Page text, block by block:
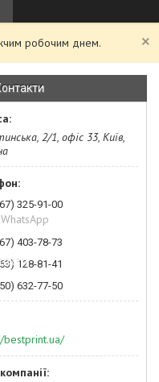
робочим днем.
2/1, офіс 33, Київ,
325-91-00
403-78-73
128-81-41
632-77-50
bestprint.ua/